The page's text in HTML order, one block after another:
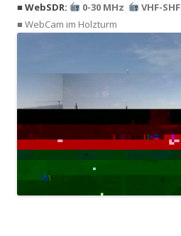
■ WebSDR:
0-30 MHz
VHF-SHF
■ WebCam im Holzturm